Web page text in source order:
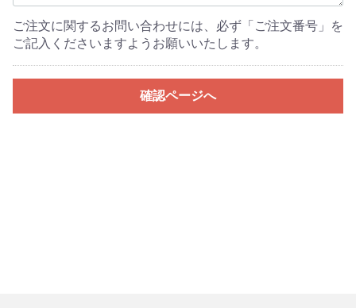
ご注文に関するお問い合わせには、必ず「ご注文番号」を
ご記入くださいますようお願いいたします。
確認ページへ